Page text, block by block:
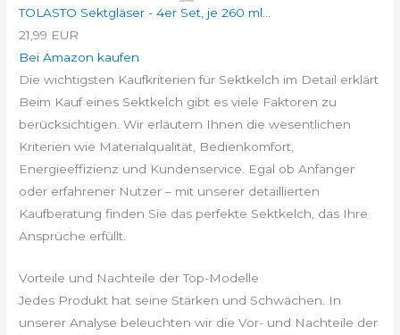
TOLASTO Sektgläser - 4er Set, je 260 ml...
21,99 EUR
Bei Amazon kaufen
Die wichtigsten Kaufkriterien für Sektkelch im Detail erklärt
Beim Kauf eines Sektkelch gibt es viele Faktoren zu
berücksichtigen. Wir erläutern Ihnen die wesentlichen
Kriterien wie Materialqualität, Bedienkomfort,
Energieeffizienz und Kundenservice. Egal ob Anfänger
oder erfahrener Nutzer – mit unserer detaillierten
Kaufberatung finden Sie das perfekte Sektkelch, das Ihre
Ansprüche erfüllt.
Vorteile und Nachteile der Top-Modelle
Jedes Produkt hat seine Stärken und Schwächen. In
unserer Analyse beleuchten wir die Vor- und Nachteile der